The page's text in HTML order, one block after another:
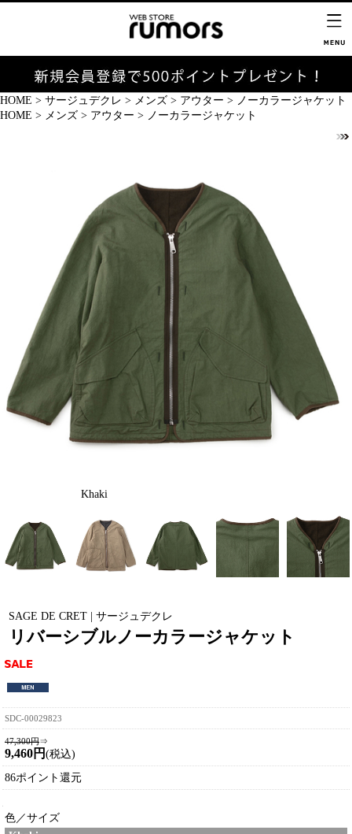
HOME > サージュデクレ > メンズ > アウター > ノーカラージャケット
HOME > メンズ > アウター > ノーカラージャケット
Khaki
SAGE DE CRET | サージュデクレ
リバーシブルノーカラージャケット
SDC-00029823
47,300円⇒
9,460円 (税込)
86ポイント還元
色／サイズ